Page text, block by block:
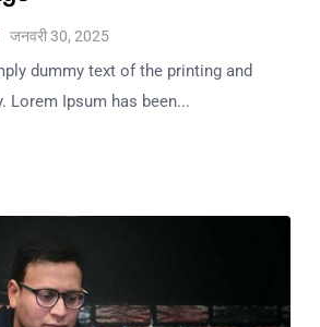
जनवरी 30, 2025
dummy text of the printing and
Lorem Ipsum has been...